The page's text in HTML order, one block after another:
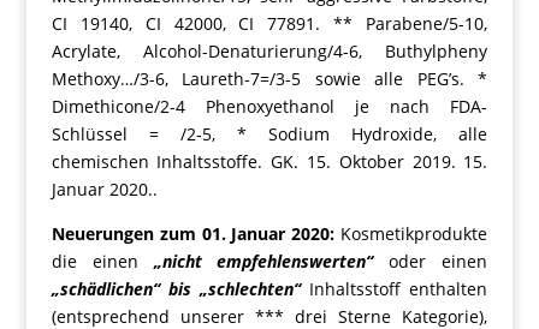
CI 19140, CI 42000, CI 77891. ** Parabene/5-10,
Acrylate, Alcohol-Denaturierung/4-6, Buthylpheny
Methoxy…/3-6, Laureth-7=/3-5 sowie alle PEG’s. *
Dimethicone/2-4 Phenoxyethanol je nach FDA-
Schlüssel = /2-5, * Sodium Hydroxide, alle
chemischen Inhaltsstoffe. GK. 15. Oktober 2019. 15.
Januar 2020..
Neuerungen zum 01. Januar 2020: Kosmetikprodukte
die einen „nicht empfehlenswerten“oder einen
„schädlichen“ bis „schlechten“Inhaltsstoff enthalten
(entsprechend unserer *** drei Sterne Kategorie),